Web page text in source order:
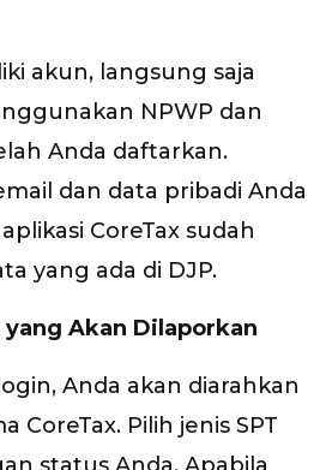
akun, langsung saja
NPWP dan
Anda daftarkan.
dan data pribadi Anda
CoreTax sudah
yang ada di DJP.
yang Akan Dilaporkan
Anda akan diarahkan
CoreTax. Pilih jenis SPT